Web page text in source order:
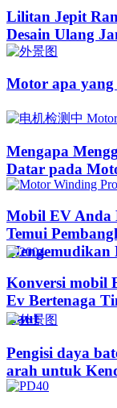
Lilitan Jepit
Desain Ulang
Motor apa
Mengapa
Datar pada
Mobil EV Anda
Temui
Mengemudikan
Konversi mobil
Ev Bertenaga
Laut
Pengisi daya
arah untuk